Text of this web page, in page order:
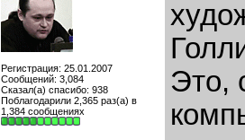
Регистрация: 25.01.2007
Сообщений: 3,084
Сказал(а) спасибо: 938
Поблагодарили 2,365 раз(а) в
1,384 сообщениях
Это,